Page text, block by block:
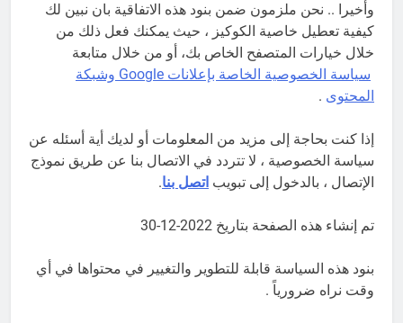
وأخيرا .. نحن ملزمون ضمن بنود هذه الاتفاقية بان نبين لك
كيفية تعطيل خاصية الكوكيز ، حيث يمكنك فعل ذلك من
خلال خيارات المتصفح الخاص بك، أو من خلال متابعة
سياسة الخصوصية الخاصة بإعلانات Google وشبكة
المحتوى .
إذا كنت بحاجة إلى مزيد من المعلومات أو لديك أية أسئله عن
سياسة الخصوصية ، لا تتردد في الاتصال بنا عن طريق نموذج
الإتصال ، بالدخول إلى تبويب اتصل بنا.
تم إنشاء هذه الصفحة بتاريخ 2022-12-30
بنود هذه السياسة قابلة للتطوير والتغيير في محتواها في أي
وقت نراه ضرورياً .